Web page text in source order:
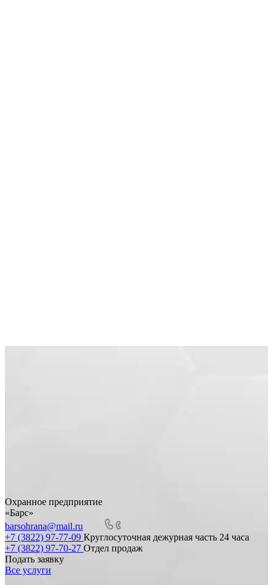
Охранное предприятие
«Барс»
barsohrana@mail.ru
+7 (3822) 97-77-09 Круглосуточная дежурная часть 24 часа
+7 (3822) 97-70-27 Отдел продаж
Подать заявку
Все услуги